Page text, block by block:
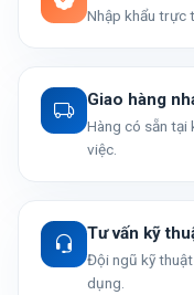
Nhập khẩu trực
Giao hàng
Hàng có sẵn tại
việc.
Tư vấn kỹ
Đội ngũ kỹ
dụng.